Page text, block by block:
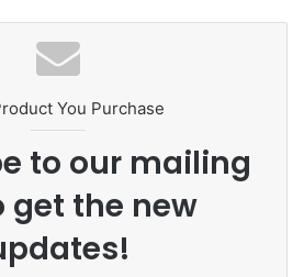
te
You Purchase
to our mailing
get the new